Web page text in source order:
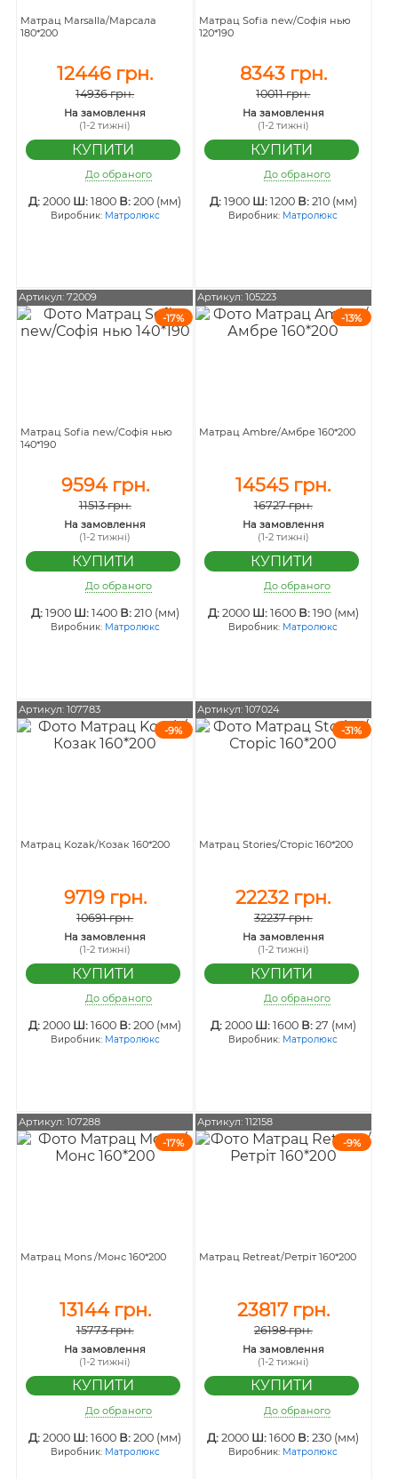
Матрац Marsalla/Марсала
180*200
12446 грн.
14936 грн.
На замовлення
(1-2 тижні)
До обраного
Д:2000 Ш:1800 В:200 (мм)
Виробник: Матролюкс
Матрац Sofia new/Софія нью
120*190
8343 грн.
10011 грн.
На замовлення
(1-2 тижні)
До обраного
Д: 1900Ш: 1200В: 210 (мм)
Виробник: Матролюкс
Артикул: 72009
-17%
Матрац Sofia new/Софія нью
140*190
9594 грн.
11513 грн.
На замовлення
(1-2 тижні)
До обраного
Д: 1900Ш: 1400В: 210 (мм)
Виробник: Матролюкс
Артикул: 105223
-13%
Матрац Ambre/Амбре 160*200
14545 грн.
16727 грн.
На замовлення
(1-2 тижні)
До обраного
Д: 2000Ш: 1600В: 190 (мм)
Виробник: Матролюкс
Артикул: 107783
-9%
Матрац Kozak/Козак 160*200
9719 грн.
10691 грн.
На замовлення
(1-2 тижні)
До обраного
Д:2000 Ш:1600 В:200 (мм)
Виробник: Матролюкс
Артикул: 107024
-31%
Матрац Stories/Сторіс 160*200
22232 грн.
32237 грн.
На замовлення
(1-2 тижні)
До обраного
Д: 2000Ш: 1600В: 27 (мм)
Виробник: Матролюкс
Артикул: 107288
-17%
Матрац Mons /Монс 160*200
13144 грн.
15773 грн.
На замовлення
(1-2 тижні)
До обраного
Д:2000 Ш:1600 В:200 (мм)
Виробник: Матролюкс
Артикул: 112158
-9%
Матрац Retreat/Ретріт 160*200
23817 грн.
26198 грн.
На замовлення
(1-2 тижні)
До обраного
Д:2000 Ш:1600 В:230 (мм)
Виробник: Матролюкс